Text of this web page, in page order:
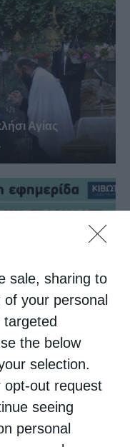
sale, sharing to
your personal
targeted
the below
selection.
opt-out request
seeing
personal
Αγίας
το νέο